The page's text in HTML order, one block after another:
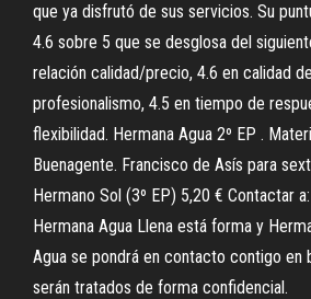
que ya disfrutó de sus servicios. Su
4.6 sobre 5 que se desglosa del
relación calidad/precio, 4.6 en calidad
profesionalismo, 4.5 en tiempo de
flexibilidad. Hermana Agua 2º EP .
Buenagente. Francisco de Asís para
Hermano Sol (3º EP) 5,20 € Contactar
Hermana Agua Llena está forma y
Agua se pondrá en contacto contigo en
serán tratados de forma confidencial.